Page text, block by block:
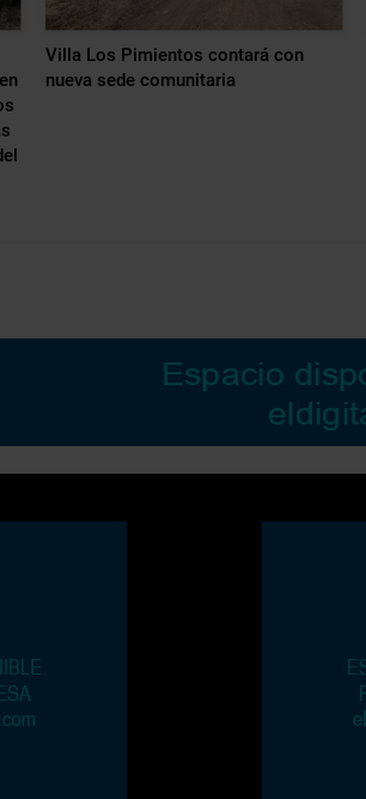
Villa Los Pimientos contará con
nueva sede comunitaria